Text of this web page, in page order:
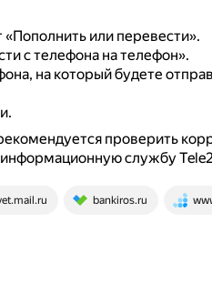
«Пополнить или перевести».
с телефона на телефон».
на который будете
проверить
службу
bankiros.ru